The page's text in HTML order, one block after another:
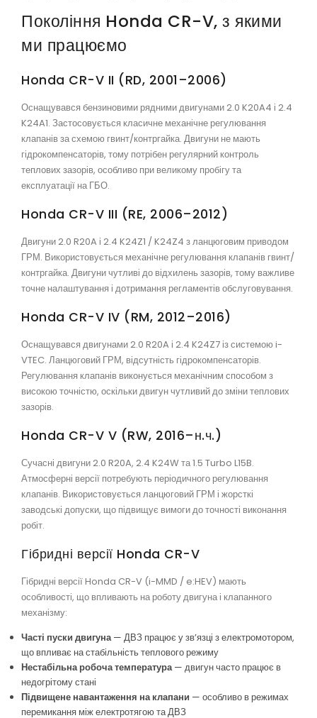
Покоління Honda CR-V, з якими
ми працюємо
Honda CR-V II (RD, 2001–2006)
Оснащувався бензиновими рядними двигунами 2.0 K20A4 і 2.4
K24A1. Застосовується класичне механічне регулювання
клапанів за схемою гвинт/контргайка. Двигуни не мають
гідрокомпенсаторів, тому потрібен регулярний контроль
теплових зазорів, особливо при великому пробігу та
експлуатації на ГБО.
Honda CR-V III (RE, 2006–2012)
Двигуни 2.0 R20A і 2.4 K24Z1 / K24Z4 з ланцюговим приводом
ГРМ. Використовується механічне регулювання клапанів гвинт/
контргайка. Двигуни чутливі до відхилень зазорів, тому важливе
точне налаштування і дотримання регламентів обслуговування.
Honda CR-V IV (RM, 2012–2016)
Оснащувався двигунами 2.0 R20A і 2.4 K24Z7 із системою i-
VTEC. Ланцюговий ГРМ, відсутність гідрокомпенсаторів.
Регулювання клапанів виконується механічним способом з
високою точністю, оскільки двигун чутливий до зміни теплових
зазорів.
Honda CR-V V (RW, 2016–н.ч.)
Сучасні двигуни 2.0 R20A, 2.4 K24W та 1.5 Turbo L15B.
Атмосферні версії потребують періодичного регулювання
клапанів. Використовується ланцюговий ГРМ і жорсткі
заводські допуски, що підвищує вимоги до точності виконання
робіт.
Гібридні версії Honda CR-V
Гібридні версії Honda CR-V (i-MMD / e:HEV) мають
особливості, що впливають на роботу двигуна і клапанного
механізму:
Часті пуски двигуна— ДВЗ працює у зв’язці з електромотором,
що впливає на стабільність теплового режиму
Нестабільна робоча температура— двигун часто працює в
недогрітому стані
Підвищене навантаження на клапани — особливо в режимах
перемикання між електротягою та ДВЗ